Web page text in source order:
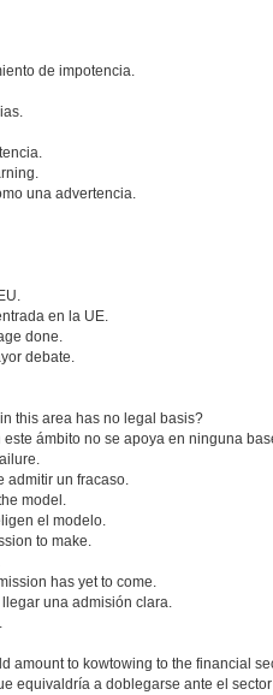
de impotencia.
una advertencia.
en la UE.
done.
debate.
this area has no legal basis?
ámbito no se apoya en ninguna
admitir un fracaso.
model.
el modelo.
to make.
has yet to come.
una admisión clara.
amount to kowtowing to the financial
equivaldría a doblegarse ante el